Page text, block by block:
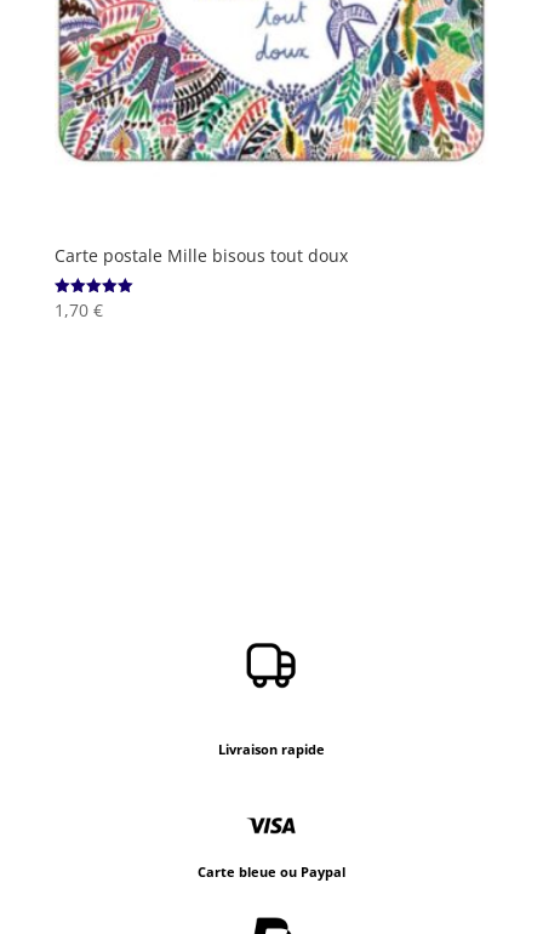
Carte postale Mille bisous tout doux
Note
5.00
1,70 €
Livraison rapide
Carte bleue ou Paypal